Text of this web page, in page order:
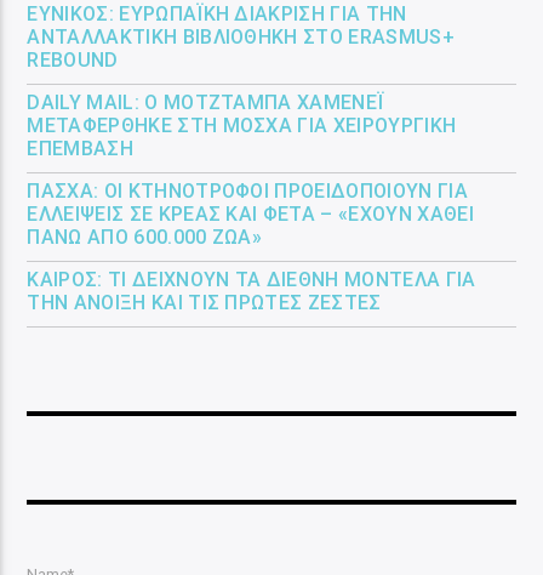
ΕΎΝΙΚΟΣ: ΕΥΡΩΠΑΪΚΉ ΔΙΆΚΡΙΣΗ ΓΙΑ ΤΗΝ
ΑΝΤΑΛΛΑΚΤΙΚΉ ΒΙΒΛΙΟΘΉΚΗ ΣΤΟ ERASMUS+
REBOUND
DAILY MAIL: Ο ΜΟΤΖΤΆΜΠΑ ΧΑΜΕΝΕΪ́
ΜΕΤΑΦΈΡΘΗΚΕ ΣΤΗ ΜΌΣΧΑ ΓΙΑ ΧΕΙΡΟΥΡΓΙΚΉ
ΕΠΈΜΒΑΣΗ
ΠΆΣΧΑ: ΟΙ ΚΤΗΝΟΤΡΌΦΟΙ ΠΡΟΕΙΔΟΠΟΙΟΎΝ ΓΙΑ
ΕΛΛΕΊΨΕΙΣ ΣΕ ΚΡΈΑΣ ΚΑΙ ΦΈΤΑ – «ΈΧΟΥΝ ΧΑΘΕΊ
ΠΆΝΩ ΑΠΌ 600.000 ΖΏΑ»
ΚΑΙΡΌΣ: ΤΙ ΔΕΊΧΝΟΥΝ ΤΑ ΔΙΕΘΝΉ ΜΟΝΤΈΛΑ ΓΙΑ
ΤΗΝ ΆΝΟΙΞΗ ΚΑΙ ΤΙΣ ΠΡΏΤΕΣ ΖΈΣΤΕΣ